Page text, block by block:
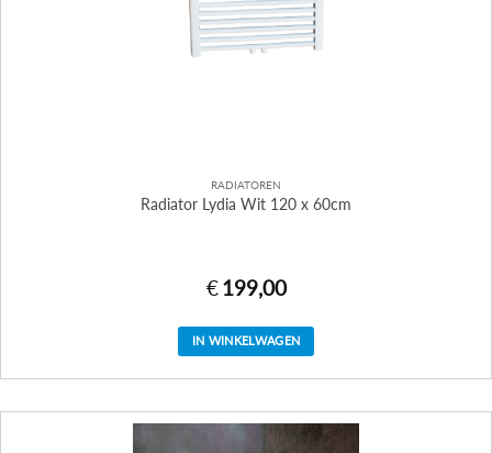
RADIATOREN
Radiator Lydia Wit 120 x 60cm
€ 199,00
IN WINKELWAGEN